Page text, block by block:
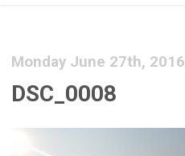
Monday June 27th, 2016
DSC_0008